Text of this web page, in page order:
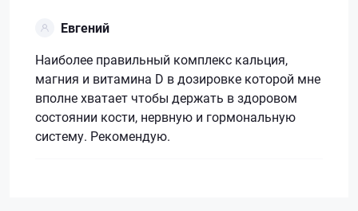
Евгений
Наиболее правильный комплекс кальция,
магния и витамина D в дозировке которой мне
вполне хватает чтобы держать в здоровом
состоянии кости, нервную и гормональную
систему. Рекомендую.